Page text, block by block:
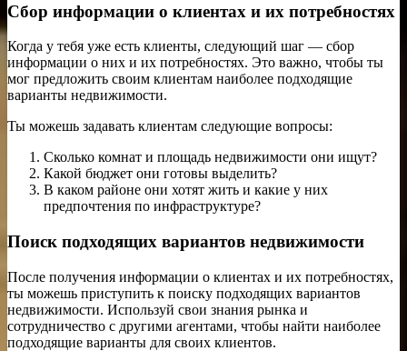
Сбор информации о клиентах и их потребностях
Когда у тебя уже есть клиенты, следующий шаг — сбор
информации о них и их потребностях. Это важно, чтобы ты
мог предложить своим клиентам наиболее подходящие
варианты недвижимости.
Ты можешь задавать клиентам следующие вопросы:
Сколько комнат и площадь недвижимости они ищут?
Какой бюджет они готовы выделить?
В каком районе они хотят жить и какие у них
предпочтения по инфраструктуре?
Поиск подходящих вариантов недвижимости
После получения информации о клиентах и их потребностях,
ты можешь приступить к поиску подходящих вариантов
недвижимости. Используй свои знания рынка и
сотрудничество с другими агентами, чтобы найти наиболее
подходящие варианты для своих клиентов.